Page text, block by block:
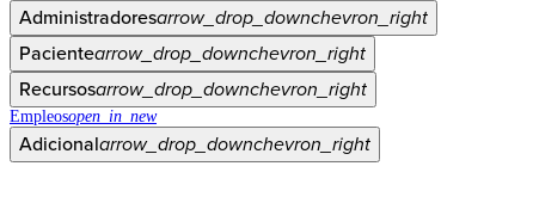
Administradoresarrow_drop_downchevron_right
Pacientearrow_drop_downchevron_right
Recursosarrow_drop_downchevron_right
Empleosopen_in_new
Adicionalarrow_drop_downchevron_right